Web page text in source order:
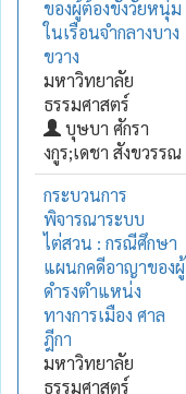
ของผู้ต้องขังวัยหนุ่ม
ในเรือนจำกลางบาง
ขวาง
มหาวิทยาลัย
ธรรมศาสตร์
บุษบา ศักรา
งกูร;เดชา สังขวรรณ
กระบวนการ
พิจารณาระบบ
ไต่สวน : กรณีศึกษา
แผนกคดีอาญาของผู้
ดำรงตำแหน่ง
ทางการเมือง ศาล
ฎีกา
มหาวิทยาลัย
ธรรมศาสตร์